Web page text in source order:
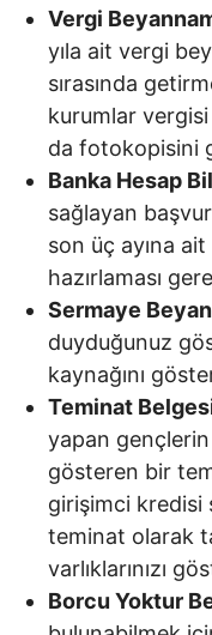
Vergi
yıla ait vergi
sırasında
kurumlar
da fotokopisini
Banka Hesap
sağlayan
son üç ayına
hazırlaması
Sermaye
duyduğunuz
kaynağını
Teminat
yapan
gösteren bir
girişimci kredisi
teminat olarak
varlıklarınızı
Borcu Yoktur